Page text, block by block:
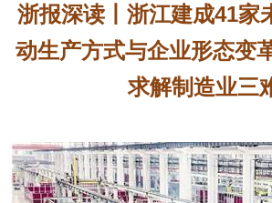
浙报深读丨浙江建成41家
动生产方式与企业形态变
求解制造业三